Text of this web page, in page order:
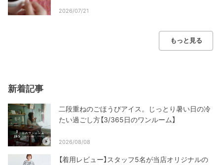
2026/07/21
もっと見る
新着記事
二段重ねのごほうびアイス。じっとり暑い日の冷
たい過ごし方【3/365日のワンルーム】
2026/08/08
【着用レビュー】スタッフ5名が当店オリジナルの